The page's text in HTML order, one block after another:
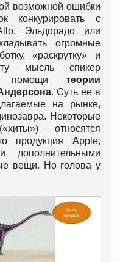
возможной ошибки
конкурировать с
Эльдорадо или
огромные
«раскрутку» и
мысль спикер
помощи теории
. Суть ее в
на рынке,
Некоторые
— относятся
продукция Apple,
дополнительными
вещи. Но голова у